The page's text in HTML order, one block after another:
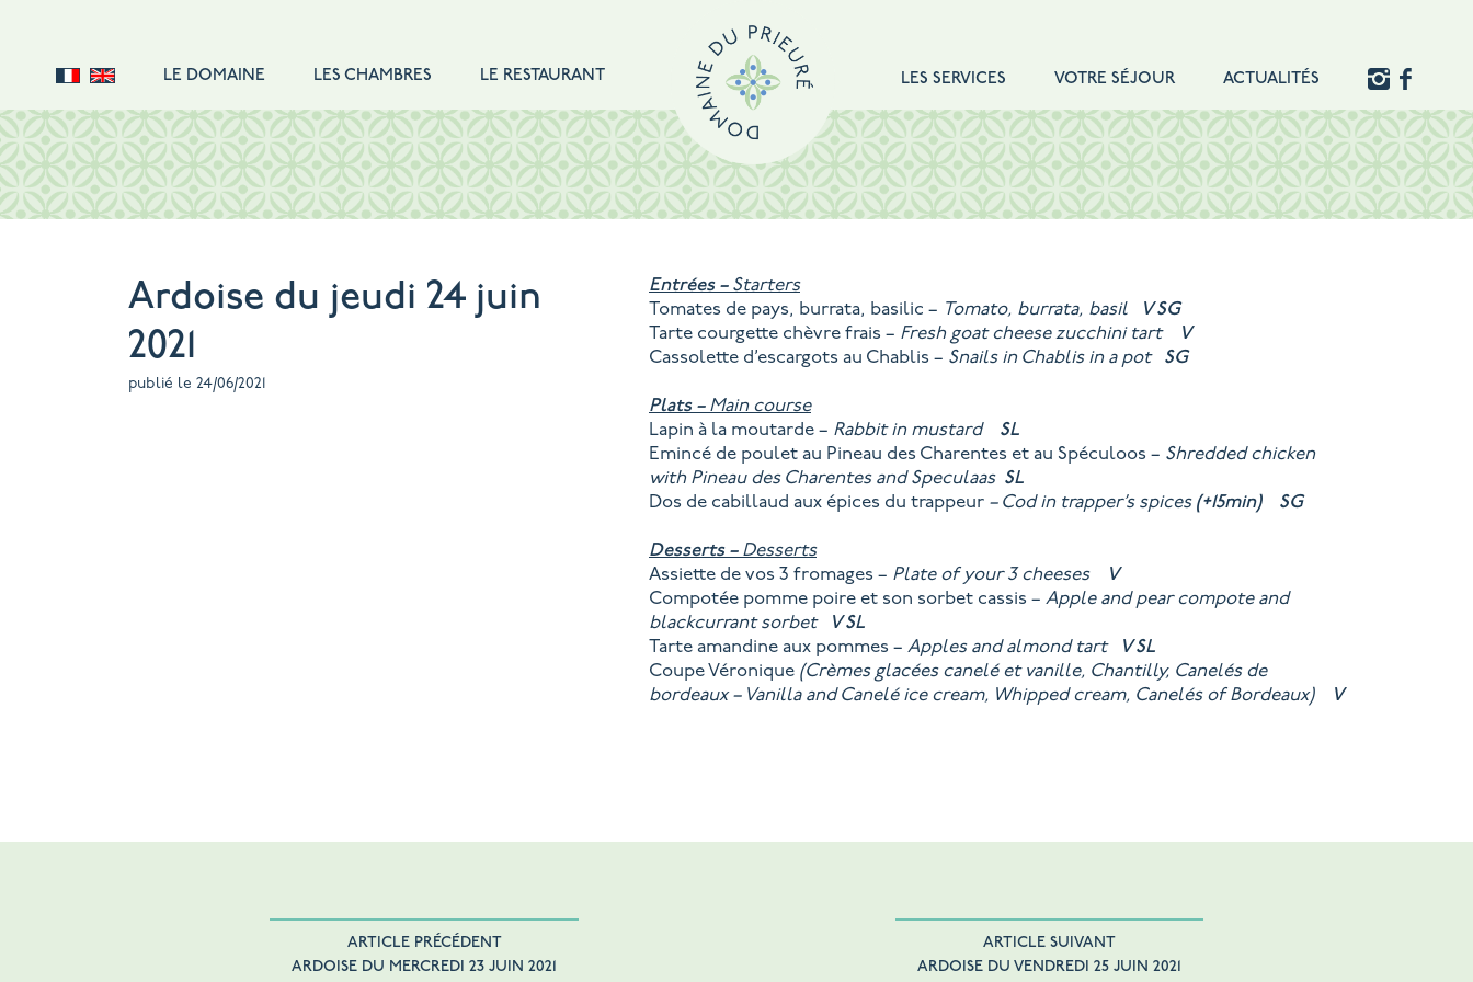
LE DOMAINE LES CHAMBRES
DOUBLE STANDARD
DOUBLE CONFORT
DOUBLE SUPÉRIEURE
SINGLE
LE RESTAURANT LES SERVICES VOTRE SÉJOUR ACTUALITÉS
Ardoise du jeudi 24 juin
2021
publié le 24/06/2021
Entrées – Starters
Tomates de pays, burrata, basilic – Tomato, burrata, basil VSG
Tarte courgette chèvre frais – Fresh goat cheese zucchini tart
V
Cassolette d’escargots au Chablis – Snails in Chablis in a pot SG
Plats – Main course
Lapin à la moutarde – Rabbit in mustard SL
Emincé de poulet au Pineau des Charentes et au Spéculoos – Shredded chicken
with Pineau des Charentes and Speculaas SL
Dos de cabillaud aux épices du trappeur – Cod in trapper’s spices (+15min) SG
Desserts – Desserts
Assiette de vos 3 fromages – Plate of your 3 cheeses
V
Compotée pomme poire et son sorbet cassis – Apple and pear compote and
blackcurrant sorbet
VSL
Tarte amandine aux pommes – Apples and almond tart VSL
Coupe Véronique (Crèmes glacées canelé et vanille, Chantilly, Canelés de
bordeaux – Vanilla and Canelé ice cream, Whipped cream, Canelés of Bordeaux)
V
ARTICLE PRÉCÉDENT
ARDOISE DU MERCREDI 23 JUIN 2021
ARTICLE SUIVANT
ARDOISE DU VENDREDI 25 JUIN 2021